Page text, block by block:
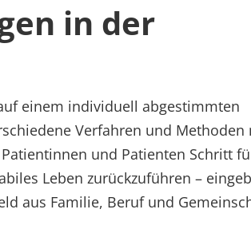
in der
einem individuell abgestimmten
Verfahren und
und Patienten Schritt
Leben zurückzuführen –
aus Familie, Beruf und